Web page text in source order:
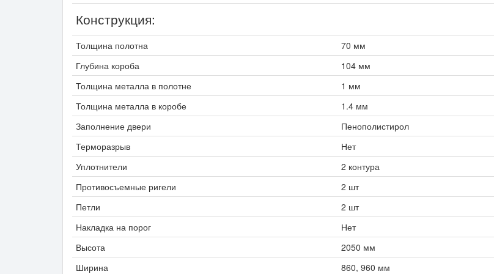
Конструкция:
Толщина полотна
70 мм
Глубина короба
104 мм
Толщина металла в полотне
1 мм
Толщина металла в коробе
1.4 мм
Заполнение двери
Пенополистирол
Терморазрыв
Нет
Уплотнители
2 контура
Противосъемные ригели
2 шт
Петли
2 шт
Накладка на порог
Нет
Высота
2050 мм
Ширина
860, 960 мм